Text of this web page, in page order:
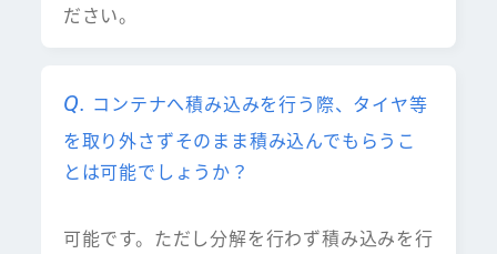
ださい。
コンテナへ積み込みを行う際、タイヤ等
を取り外さずそのまま積み込んでもらうこ
とは可能でしょうか？
可能です。ただし分解を行わず積み込みを行